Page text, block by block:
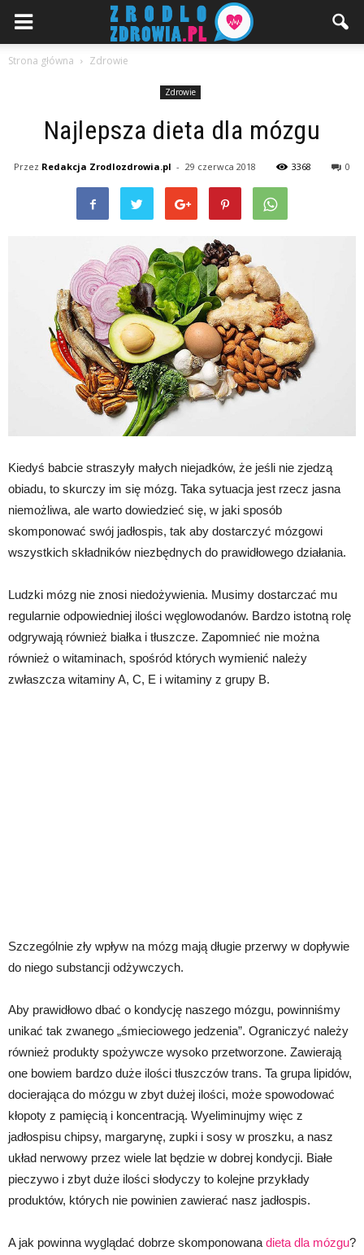
Strona główna Zdrowie
Zdrowie
Najlepsza dieta dla mózgu
Przez Redakcja Zrodlozdrowia.pl - 29 czerwca 2018 3368 0
Kiedyś babcie straszyły małych niejadków, że jeśli nie zjedzą
obiadu, to skurczy im się mózg. Taka sytuacja jest rzecz jasna
niemożliwa, ale warto dowiedzieć się, w jaki sposób
skomponować swój jadłospis, tak aby dostarczyć mózgowi
wszystkich składników niezbędnych do prawidłowego działania.
Ludzki mózg nie znosi niedożywienia. Musimy dostarczać mu
regularnie odpowiedniej ilości węglowodanów. Bardzo istotną rolę
odgrywają również białka i tłuszcze. Zapomnieć nie można
również o witaminach, spośród których wymienić należy
zwłaszcza witaminy A, C, E i witaminy z grupy B.
Szczególnie zły wpływ na mózg mają długie przerwy w dopływie
do niego substancji odżywczych.
Aby prawidłowo dbać o kondycję naszego mózgu, powinniśmy
unikać tak zwanego „śmieciowego jedzenia”. Ograniczyć należy
również produkty spożywcze wysoko przetworzone. Zawierają
one bowiem bardzo duże ilości tłuszczów trans. Ta grupa lipidów,
docierająca do mózgu w zbyt dużej ilości, może spowodować
kłopoty z pamięcią i koncentracją. Wyeliminujmy więc z
jadłospisu chipsy, margarynę, zupki i sosy w proszku, a nasz
układ nerwowy przez wiele lat będzie w dobrej kondycji. Białe
pieczywo i zbyt duże ilości słodyczy to kolejne przykłady
produktów, których nie powinien zawierać nasz jadłospis.
A jak powinna wyglądać dobrze skomponowana dieta dla mózgu?